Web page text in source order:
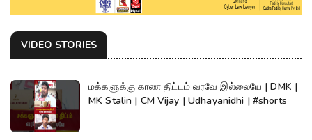
VIDEO STORIES
மக்களுக்கு காண திட்டம் வரவே இல்லையே | DMK |
MK Stalin | CM Vijay | Udhayanidhi | #shorts